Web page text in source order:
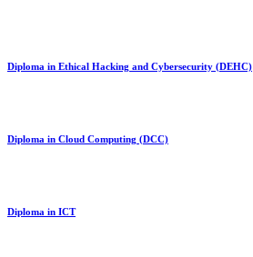
Diploma in Ethical Hacking and Cybersecurity (DEHC)
Diploma in Cloud Computing (DCC)
Diploma in ICT